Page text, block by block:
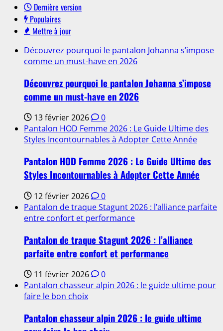
Dernière version
Populaires
Mettre à jour
Découvrez pourquoi le pantalon Johanna s’impose
comme un must-have en 2026
Découvrez pourquoi le pantalon Johanna s’impose
comme un must-have en 2026
13 février 2026
0
Pantalon HOD Femme 2026 : Le Guide Ultime des
Styles Incontournables à Adopter Cette Année
Pantalon HOD Femme 2026 : Le Guide Ultime des
Styles Incontournables à Adopter Cette Année
12 février 2026
0
Pantalon de traque Stagunt 2026 : l’alliance parfaite
entre confort et performance
Pantalon de traque Stagunt 2026 : l’alliance
parfaite entre confort et performance
11 février 2026
0
Pantalon chasseur alpin 2026 : le guide ultime pour
faire le bon choix
Pantalon chasseur alpin 2026 : le guide ultime